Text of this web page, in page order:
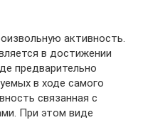
активность.
в достижении
предварительно
в ходе самого
связанная с
При этом виде